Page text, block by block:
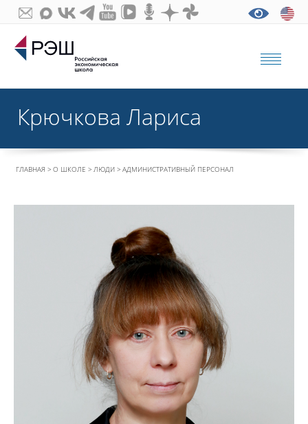
Крючкова Лариса
ГЛАВНАЯ О ШКОЛЕ ЛЮДИ АДМИНИСТРАТИВНЫЙ ПЕРСОНАЛ